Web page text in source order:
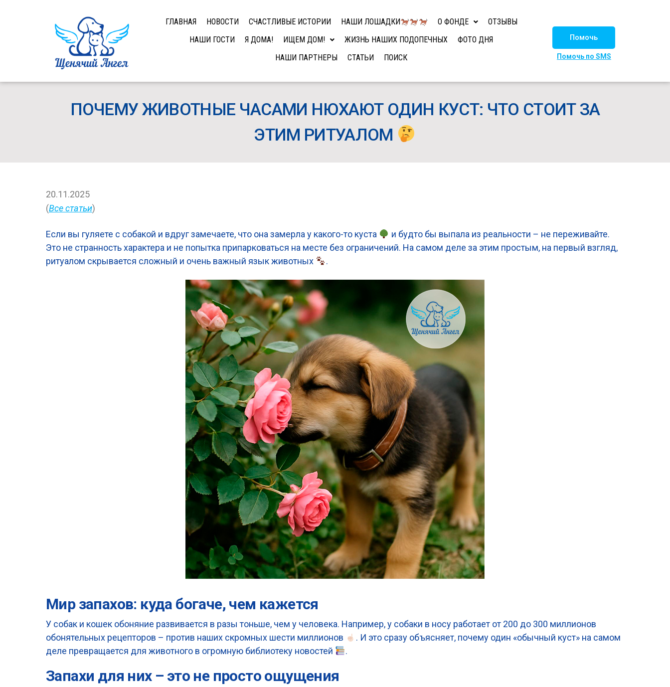
ГЛАВНАЯ НОВОСТИ СЧАСТЛИВЫЕ ИСТОРИИ НАШИ ЛОШАДКИ О ФОНДЕ
ОТЗЫВЫ
НАШИ ГОСТИ
Я ДОМА! ИЩЕМ ДОМ! ЖИЗНЬ НАШИХ ПОДОПЕЧНЫХ
ФОТО ДНЯ
НАШИ ПАРТНЕРЫ
СТАТЬИ ПОИСК
Помочь
Помочь по SMS
ПОЧЕМУ ЖИВОТНЫЕ ЧАСАМИ НЮХАЮТ ОДИН КУСТ: ЧТО СТОИТ ЗА
ЭТИМ РИТУАЛОМ
20.11.2025
(Все статьи)
Если вы гуляете с собакой и вдруг замечаете, что она замерла у какого-то куста
и будто бы выпала из реальности – не переживайте.
Это не странность характера и не попытка припарковаться на месте без ограничений. На самом деле за этим простым, на первый взгляд,
ритуалом скрывается сложный и очень важный язык животных
.
Мир запахов: куда богаче, чем кажется
У собак и кошек обоняние развивается в разы тоньше, чем у человека. Например, у собаки в носу работает от 200 до 300 миллионов
обонятельных рецепторов – против наших скромных шести миллионов
. И это сразу объясняет, почему один «обычный куст» на самом
деле превращается для животного в огромную библиотеку новостей
.
Запахи для них – это не просто ощущения